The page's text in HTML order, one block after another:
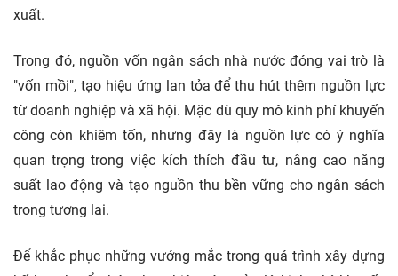
xuất.
Trong đó, nguồn vốn ngân sách nhà nước đóng vai trò là
"vốn mồi", tạo hiệu ứng lan tỏa để thu hút thêm nguồn lực
từ doanh nghiệp và xã hội. Mặc dù quy mô kinh phí khuyến
công còn khiêm tốn, nhưng đây là nguồn lực có ý nghĩa
quan trọng trong việc kích thích đầu tư, nâng cao năng
suất lao động và tạo nguồn thu bền vững cho ngân sách
trong tương lai.
Để khắc phục những vướng mắc trong quá trình xây dựng